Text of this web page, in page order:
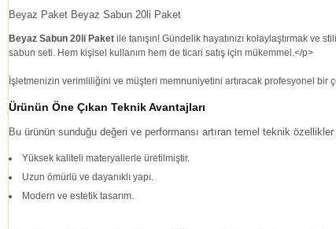
Beyaz Paket Beyaz Sabun 20li Paket
Beyaz Sabun 20li Paket ile tanışın! Gündelik hayatınızı kolaylaştırmak
sabun seti. Hem kişisel kullanım hem de ticari satış için mükemmel.</p>
İşletmenizin verimliliğini ve müşteri memnuniyetini artıracak profesyonel bir
Ürünün Öne Çıkan Teknik Avantajları
Bu ürünün sunduğu değeri ve performansı artıran temel teknik özellikler
Yüksek kaliteli materyallerle üretilmiştir.
Uzun ömürlü ve dayanıklı yapı.
Modern ve estetik tasarım.